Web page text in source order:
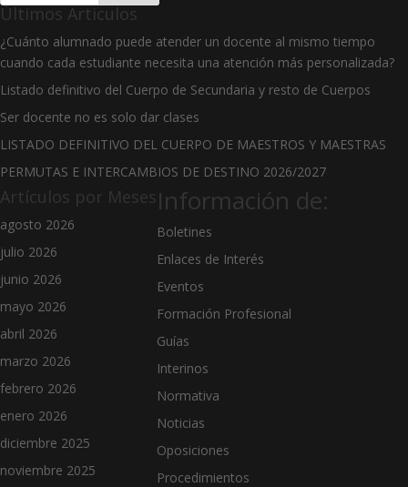
Últimos Articulos
¿Cuánto alumnado puede atender un docente al mismo tiempo
cuando cada estudiante necesita una atención más personalizada?
Listado definitivo del Cuerpo de Secundaria y resto de Cuerpos
Ser docente no es solo dar clases
LISTADO DEFINITIVO DEL CUERPO DE MAESTROS Y MAESTRAS
PERMUTAS E INTERCAMBIOS DE DESTINO 2026/2027
Artículos por Meses
agosto 2026
julio 2026
junio 2026
mayo 2026
abril 2026
marzo 2026
febrero 2026
enero 2026
diciembre 2025
noviembre 2025
Información de:
Boletines
Enlaces de Interés
Eventos
Formación Profesional
Guías
Interinos
Normativa
Noticias
Oposiciones
Procedimientos